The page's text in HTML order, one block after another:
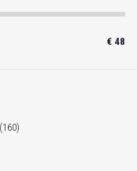
€ 48
160